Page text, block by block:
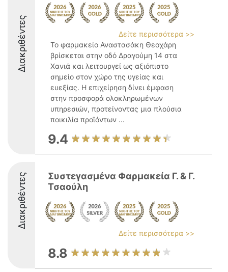
Διακριθέντες
Δείτε περισσότερα >>
Το φαρμακείο Αναστασάκη Θεοχάρη
βρίσκεται στην οδό Δραγούμη 14 στα
Χανιά και λειτουργεί ως αξιόπιστο
σημείο στον χώρο της υγείας και
ευεξίας. Η επιχείρηση δίνει έμφαση
στην προσφορά ολοκληρωμένων
υπηρεσιών, προτείνοντας μια πλούσια
ποικιλία προϊόντων ...
9.4
Διακριθέντες
Συστεγασμένα Φαρμακεία Γ. & Γ.
Τσαούλη
Δείτε περισσότερα >>
8.8